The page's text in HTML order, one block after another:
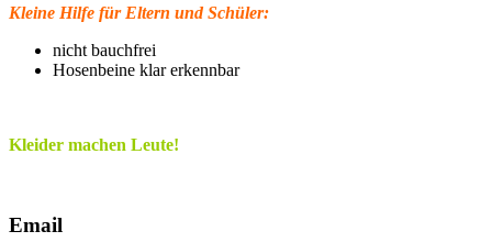
Kleine Hilfe für Eltern und Schüler:
nicht bauchfrei
Hosenbeine klar erkennbar
Kleider machen Leute!
Email